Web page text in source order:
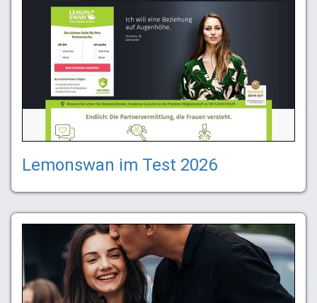
Lemonswan im Test 2026